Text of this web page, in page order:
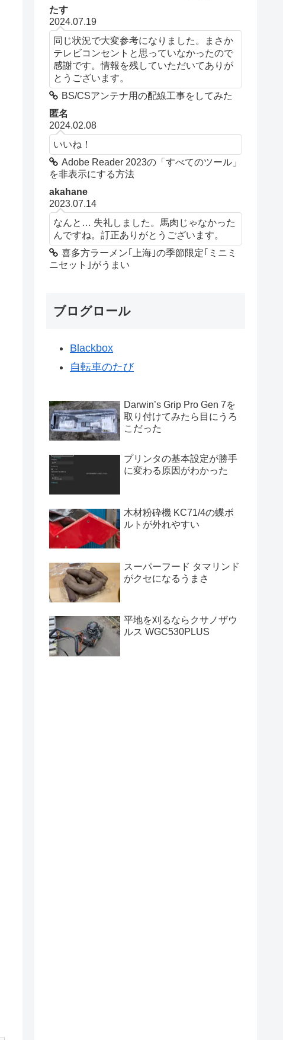
たす
2024.07.19
同じ状況で大変参考になりました。まさか
テレビコンセントと思っていなかったので
感謝です。情報を残していただいてありが
とうございます。
BS/CSアンテナ用の配線工事をしてみた
匿名
2024.02.08
いいね！
Adobe Reader 2023の「すべてのツール」
を非表示にする方法
akahane
2023.07.14
なんと… 失礼しました。馬肉じゃなかった
んですね。訂正ありがとうございます。
喜多方ラーメン｢上海｣の季節限定｢ミニミ
ニセット｣がうまい
ブログロール
Blackbox
自転車のたび
Darwin’s Grip Pro Gen 7を
取り付けてみたら目にうろ
こだった
プリンタの基本設定が勝手
に変わる原因がわかった
木材粉砕機 KC71/4の蝶ボ
ルトが外れやすい
スーパーフード タマリンド
がクセになるうまさ
平地を刈るならクサノザウ
ルス WGC530PLUS